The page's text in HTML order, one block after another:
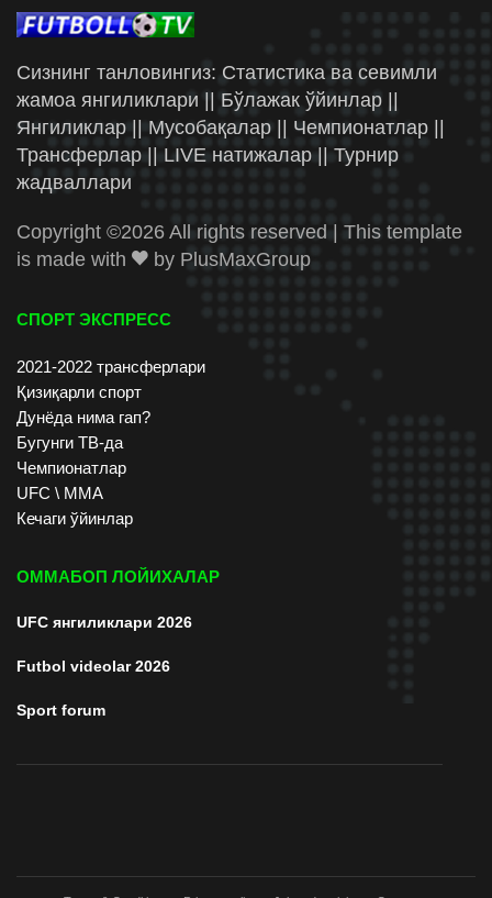
Сизнинг танловингиз: Статистика ва севимли
жамоа янгиликлари || Бўлажак ўйинлар ||
Янгиликлар || Мусобақалар || Чемпионатлар ||
Трансферлар || LIVE натижалар || Турнир
жадваллари
Copyright ©2026 All rights reserved | This template
is made with
by PlusMaxGroup
СПОРТ ЭКСПРЕСС
2021-2022 трансферлари
Қизиқарли спорт
Дунёда нима гап?
Бугунги ТВ-да
Чемпионатлар
UFC \ ММА
Кечаги ўйинлар
ОММАБОП ЛОЙИХАЛАР
UFC янгиликлари 2026
Futbol videolar 2026
Sport forum